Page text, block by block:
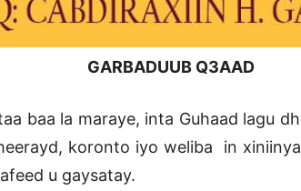
GARBADUUB Q3AAD
baa la maraye, inta Guhaad lagu
koronto iyo weliba in
u gaysatay.